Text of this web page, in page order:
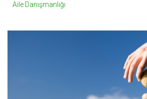
Aile Danışmanlığı